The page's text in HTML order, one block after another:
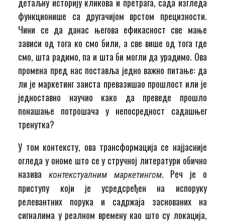
функционише са другачијом врстом прецизности.
Чини се да данас његова ефикасност све мање
зависи од тога ко смо били, а све више од тога где
смо, шта радимо, па и шта би могли да урадимо. Ова
промена пред нас поставља једно важно питање: да
ли је маркетинг заиста превазишао прошлост или је
једноставно научио како да преведе прошло
понашање потрошача у непосредност садашњег
тренутка?
У том контексту, ова трансформација се најјасније
огледа у ономе што се у стручној литератури обично
називаконтекстуалним маркетингом. Реч је о
приступу који је усредсређен на испоруку
релевантних порука и садржаја заснованих на
сигналима у реалном времену као што су локација,